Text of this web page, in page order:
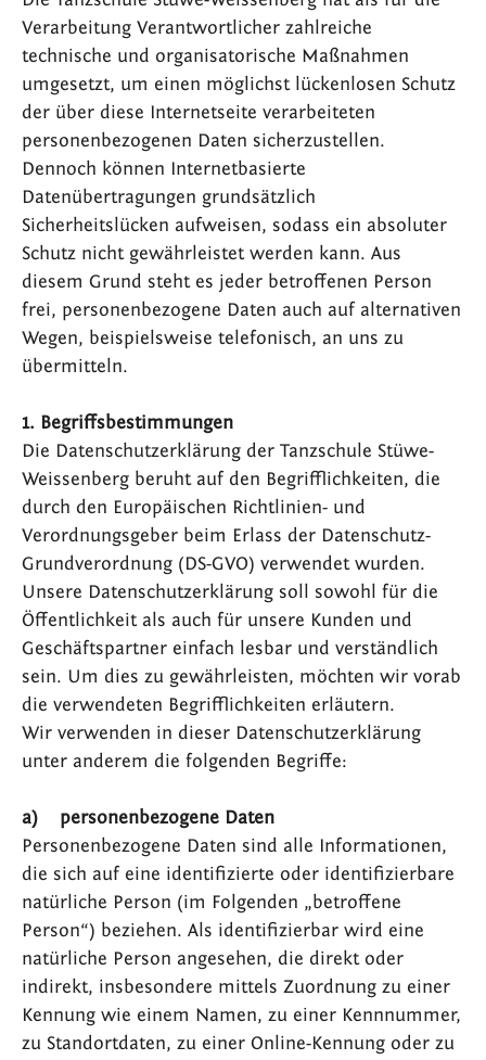
Verarbeitung Verantwortlicher zahlreiche
technische und organisatorische Maßnahmen
umgesetzt, um einen möglichst lückenlosen Schutz
der über diese Internetseite verarbeiteten
personenbezogenen Daten sicherzustellen.
Dennoch können Internetbasierte
Datenübertragungen grundsätzlich
Sicherheitslücken aufweisen, sodass ein absoluter
Schutz nicht gewährleistet werden kann. Aus
diesem Grund steht es jeder betroffenen Person
frei, personenbezogene Daten auch auf alternativen
Wegen, beispielsweise telefonisch, an uns zu
übermitteln.
1. Begriffsbestimmungen
Die Datenschutzerklärung der Tanzschule Stüwe-
Weissenberg beruht auf den Begrifflichkeiten, die
durch den Europäischen Richtlinien- und
Verordnungsgeber beim Erlass der Datenschutz-
Grundverordnung (DS-GVO) verwendet wurden.
Unsere Datenschutzerklärung soll sowohl für die
Öffentlichkeit als auch für unsere Kunden und
Geschäftspartner einfach lesbar und verständlich
sein. Um dies zu gewährleisten, möchten wir vorab
die verwendeten Begrifflichkeiten erläutern.
Wir verwenden in dieser Datenschutzerklärung
unter anderem die folgenden Begriffe:
a) personenbezogene Daten
Personenbezogene Daten sind alle Informationen,
die sich auf eine identifizierte oder identifizierbare
natürliche Person (im Folgenden „betroffene
Person“) beziehen. Als identifizierbar wird eine
natürliche Person angesehen, die direkt oder
indirekt, insbesondere mittels Zuordnung zu einer
Kennung wie einem Namen, zu einer Kennnummer,
zu Standortdaten, zu einer Online-Kennung oder zu